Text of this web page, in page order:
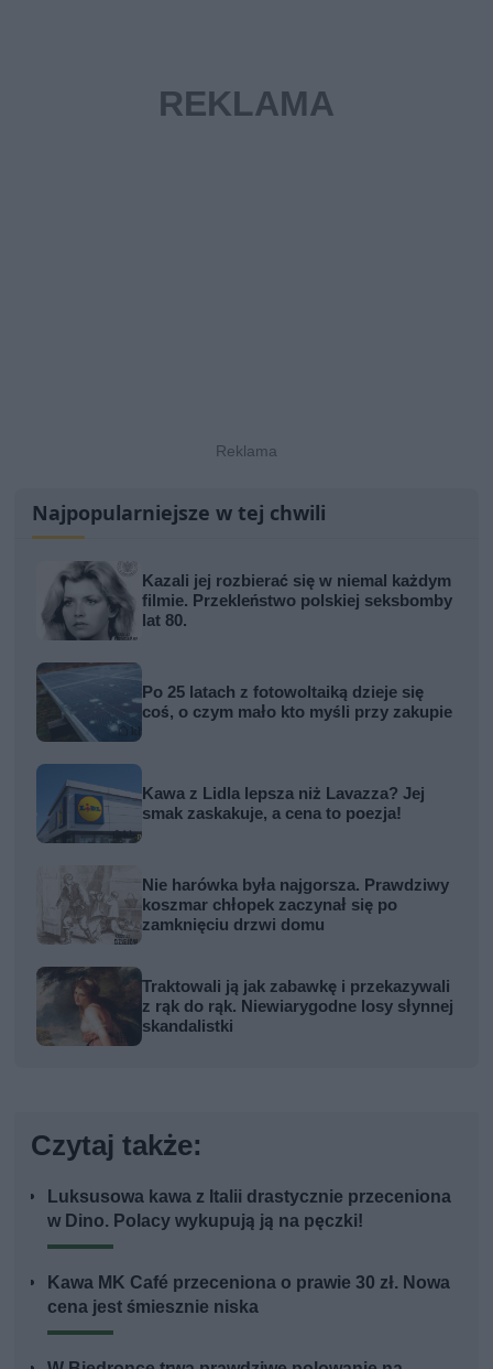
Najpopularniejsze w tej chwili
Kazali jej rozbierać się w niemal każdym
filmie. Przekleństwo polskiej seksbomby
lat 80.
Po 25 latach z fotowoltaiką dzieje się
coś, o czym mało kto myśli przy zakupie
Kawa z Lidla lepsza niż Lavazza? Jej
smak zaskakuje, a cena to poezja!
Nie harówka była najgorsza. Prawdziwy
koszmar chłopek zaczynał się po
zamknięciu drzwi domu
Traktowali ją jak zabawkę i przekazywali
z rąk do rąk. Niewiarygodne losy słynnej
skandalistki
Czytaj także:
Luksusowa kawa z Italii drastycznie przeceniona
w Dino. Polacy wykupują ją na pęczki!
Kawa MK Café przeceniona o prawie 30 zł. Nowa
cena jest śmiesznie niska